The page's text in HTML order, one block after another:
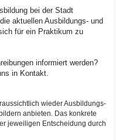
bei der Stadt
aktuellen Ausbildungs- und
für ein Praktikum zu
informiert werden?
in Kontakt.
wieder Ausbildungs-
anbieten. Das konkrete
jeweiligen Entscheidung durch